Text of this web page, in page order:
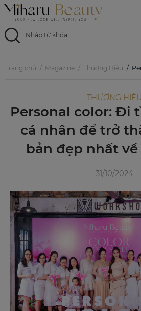
Trang chủ
Sản phẩm
Ưu đãi
Magazine
Feed
0799 33 86 88
Trang chủ Magazine Thương Hiệu Personal
THƯƠNG HIỆU
Personal color: Đi
cá nhân để trở
bản đẹp nhất
31/10/2024